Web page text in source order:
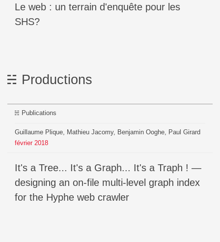
Le web : un terrain d'enquête pour les
SHS?
Productions
Publications
Guillaume Plique, Mathieu Jacomy, Benjamin Ooghe, Paul Girard
février 2018
It's a Tree... It's a Graph... It's a Traph ! —
designing an on-file multi-level graph index
for the Hyphe web crawler